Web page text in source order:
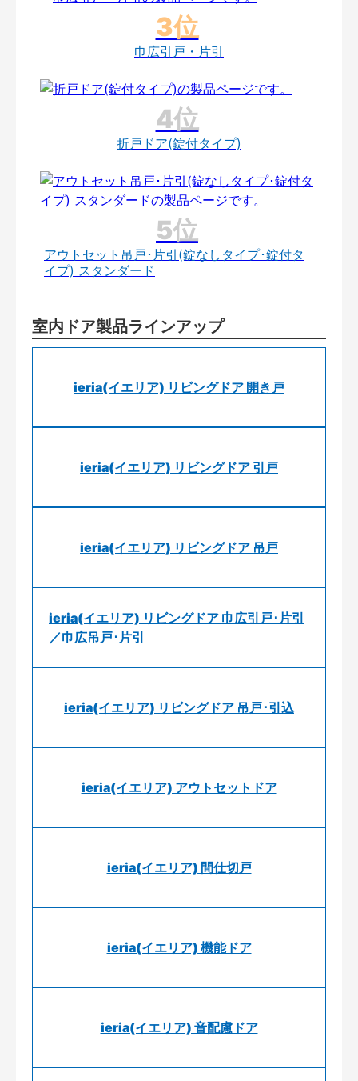
巾広引戸・片引
折戸ドア(錠付タイプ)
アウトセット吊戸･片引(錠なしタイプ･錠付タ
イプ) スタンダード
室内ドア製品ラインアップ
ieria(イエリア) リビングドア 開き戸
ieria(イエリア) リビングドア 引戸
ieria(イエリア) リビングドア 吊戸
ieria(イエリア) リビングドア 巾広引戸･片引
／巾広吊戸･片引
ieria(イエリア) リビングドア 吊戸･引込
ieria(イエリア) アウトセットドア
ieria(イエリア) 間仕切戸
ieria(イエリア) 機能ドア
ieria(イエリア) 音配慮ドア